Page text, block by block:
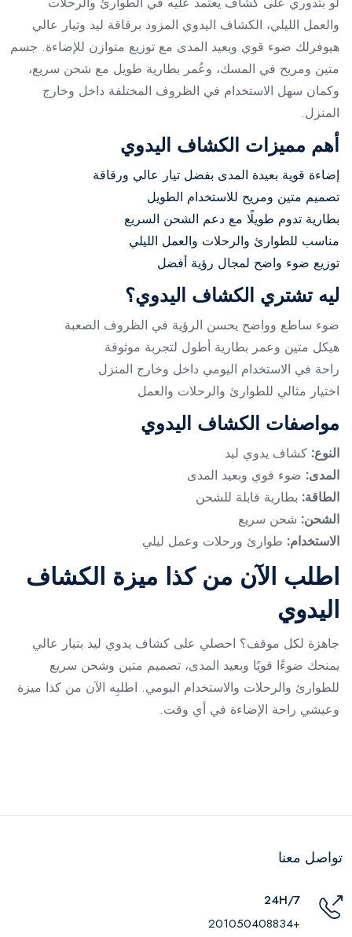
والعمل الليلي، الكشاف اليدوي المزود برقاقة ليد وتيار عالي
هيوفرلك ضوء قوي وبعيد المدى مع توزيع متوازن للإضاءة. جسم
متين ومريح في المسك، وعُمر بطارية طويل مع شحن سريع،
وكمان سهل الاستخدام في الظروف المختلفة داخل وخارج
المنزل.
أهم مميزات الكشاف اليدوي
إضاءة قوية بعيدة المدى بفضل تيار عالي ورقاقة
تصميم متين ومريح للاستخدام الطويل
بطارية تدوم طويلًا مع دعم الشحن السريع
مناسب للطوارئ والرحلات والعمل الليلي
توزيع ضوء واضح لمجال رؤية أفضل
ليه تشتري الكشاف اليدوي؟
ضوء ساطع وواضح يحسن الرؤية في الظروف الصعبة
هيكل متين وعمر بطارية أطول لتجربة موثوقة
راحة في الاستخدام اليومي داخل وخارج المنزل
اختيار مثالي للطوارئ والرحلات والعمل
مواصفات الكشاف اليدوي
النوع: كشاف يدوي ليد
المدى: ضوء قوي وبعيد المدى
الطاقة: بطارية قابلة للشحن
الشحن: شحن سريع
الاستخدام: طوارئ ورحلات وعمل ليلي
اطلب الآن من كذا ميزة الكشاف
اليدوي
جاهزة لكل موقف؟ احصلي على كشاف يدوي ليد بتيار عالي
يمنحك ضوءًا قويًا وبعيد المدى، تصميم متين وشحن سريع
للطوارئ والرحلات والاستخدام اليومي. اطلبِه الآن من كذا ميزة
وعيشي راحة الإضاءة في أي وقت.
تواصل معنا
24H/7
+201050408834